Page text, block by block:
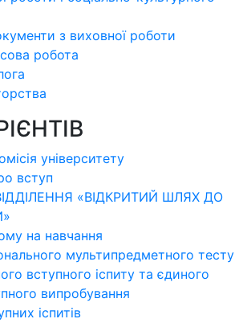
з виховної роботи
робота
університету
вступ
«ВІДКРИТИЙ ШЛЯХ ДО
на навчання
мультипредметного тесту
вступного іспиту та єдиного
випробування
іспитів